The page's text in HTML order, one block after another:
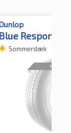
Blue Response
Sommerdæk